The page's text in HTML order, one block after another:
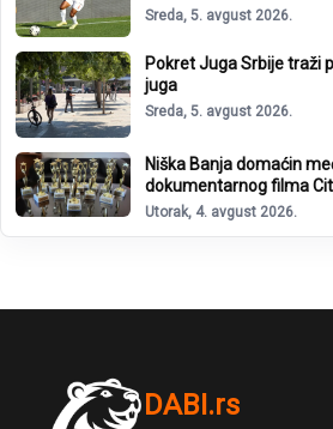
Sreda, 5. avgust 2026.
Pokret Juga Srbije traži
juga
Sreda, 5. avgust 2026.
Niška Banja domaćin
dokumentarnog filma
Utorak, 4. avgust 2026.
DABI.rs